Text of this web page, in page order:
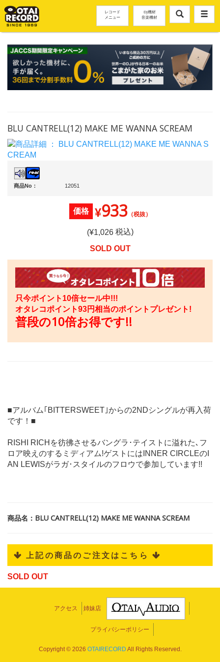
レコード
メニュー
DJ機材
音楽機材
BLU CANTRELL(12) MAKE ME WANNA SCREAM
商品No： 12051
価格 ¥933（税抜）
(¥1,026税込)
SOLD OUT
只今ポイント10倍セール中!!!
オタレコポイント93円相当のポイントプレゼント!
普段の10倍お得です!!
■アルバム｢BITTERSWEET｣からの2NDシングルが再入荷
です！■
RISHI RICHを彷彿させるバングラ･テイストに溢れた､フ
ロア映えのするミディアム!ゲストにはINNER CIRCLEのI
AN LEWISがラガ･スタイルのフロウで参加しています!!
商品名：BLU CANTRELL(12) MAKE ME WANNA SCREAM
 上記の商品のご注文はこちら 
SOLD OUT
アクセス 姉妹店
プライバシーポリシー
Copyright © 2026 OTAIRECORD All Rights Reserved.